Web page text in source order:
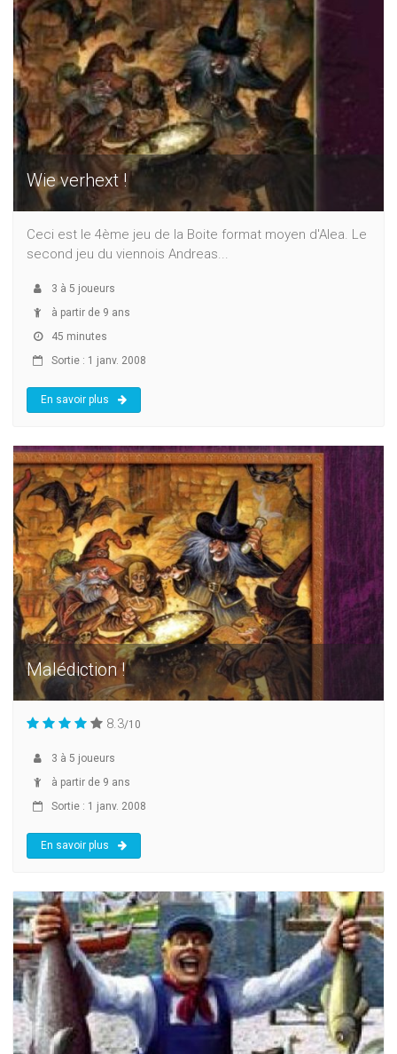
Wie verhext !
Ceci est le 4ème jeu de la Boite format moyen d'Alea. Le
second jeu du viennois Andreas...
3 à 5 joueurs
à partir de 9 ans
45 minutes
Sortie : 1 janv. 2008
En savoir plus
Malédiction !
8.3/10
3 à 5 joueurs
à partir de 9 ans
Sortie : 1 janv. 2008
En savoir plus